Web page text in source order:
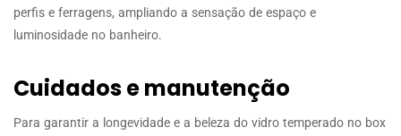
perfis e ferragens, ampliando a sensação de espaço e
luminosidade no banheiro.
Cuidados e manutenção
Para garantir a longevidade e a beleza do vidro temperado no box